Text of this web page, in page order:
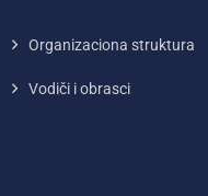
Organizaciona struktura
Vodiči i obrasci